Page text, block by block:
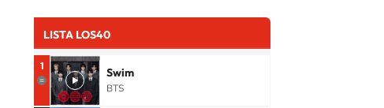
LISTA LOS40
1 Swim
BTS